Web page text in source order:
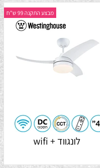
מבצע התקנה 99 ש"ח
לונגווד + wifi